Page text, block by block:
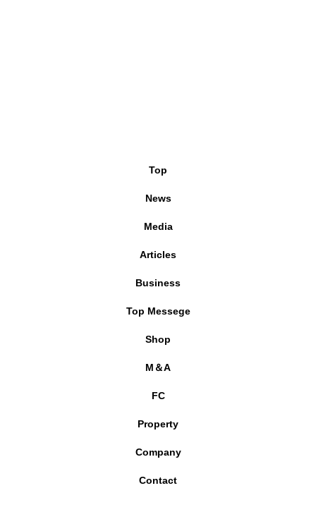
Top
News
Media
Articles
Business
Top Messege
Shop
M＆A
FC
Property
Company
Contact